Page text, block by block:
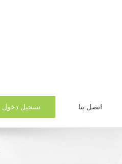
اتصل بنا تسجيل دخول